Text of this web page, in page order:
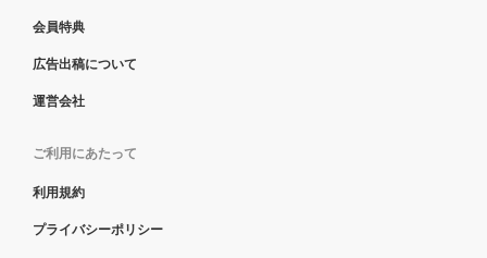
会員特典
広告出稿について
運営会社
ご利用にあたって
利用規約
プライバシーポリシー